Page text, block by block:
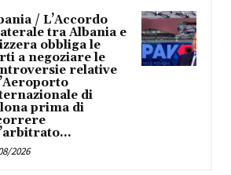
/ L’Accordo
tra Albania e
obbliga le
a negoziare le
relative
di
prima di
2026